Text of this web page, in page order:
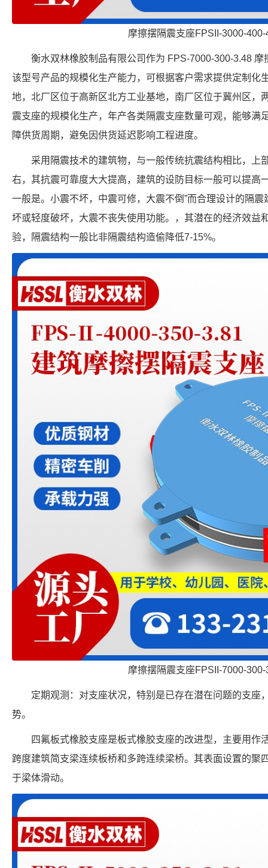
摩擦摆隔震支座FPSII-3000-400-
衡水双林橡胶制品有限公司作为 FPS-7000-300-3.48
该型号产品的规模化生产能力，可根据客户需求提供定制化
地，北厂区位于高新区北方工业基地，南厂区位于冀州区，
震支座的规模化生产，年产各类隔震支座数量可观，能够满
障供货周期，避免因供货延迟影响工程进度。
采用隔震技术的建筑物，与一般传统抗震结构相比，上
右，其抗震可靠度大大提高，建筑的设防目标一般可以提高
一般是。小震不坏，中震可修，大震不倒”而合理设计的隔
坏或轻度破坏，大震不丧失使用功能。，其潜在的经济效益
验，隔震结构一般比非隔震结构造偷降低7-15%。
摩擦摆隔震支座FPSII-7000-300-
定期观测：对支座状况，特别是已存在潜在问题的支座
势。
四氟板式橡胶支座是板式橡胶支座的改进型，主要用作
跨度建筑简支梁连续板桥和多跨连续梁桥。其表面设置的聚
于梁体滑动。